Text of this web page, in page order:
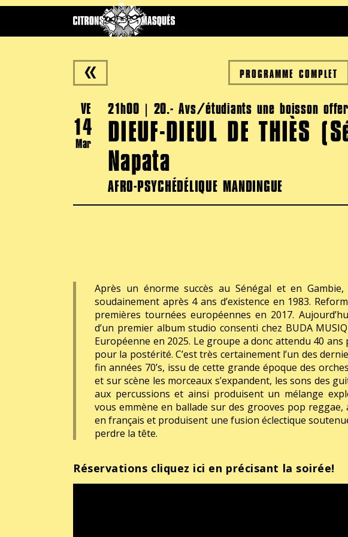
PROGRAMME COMPLET
VE
14
Mar
21h00 | 20.- Avs/étudiants une boisson
DIEUF-DIEUL DE THIÈS
Napata
AFRO-PSYCHÉDÉLIQUE MANDINGUE
Après un énorme succès au Sénégal et en Gambie,
soudainement après 4 ans d’existence en 1983.
premières tournées européennes en 2017.
d’un premier album studio consenti chez BUDA
Européenne en 2025. Le groupe a donc attendu 40
pour la postérité. C’est très certainement l’un des
fin années 70’s, issu de cette grande époque des
et sur scène les morceaux s’expandent, les sons des
aux percussions et ainsi produisent un mélange
vous emmène en ballade sur des grooves pop
en français et produisent une fusion éclectique
perdre la tête.
Réservations cliquez ici en précisant la soirée!